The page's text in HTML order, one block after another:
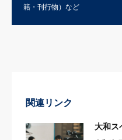
籍・刊行物）など
関連リンク
大和ス